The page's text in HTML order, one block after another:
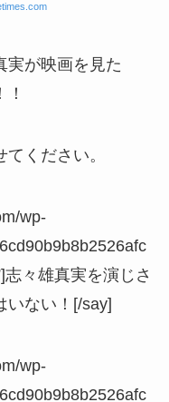
実が映画を見た
ください。
wp-
志々雄真実を演じさ
いない！[/say]
wp-